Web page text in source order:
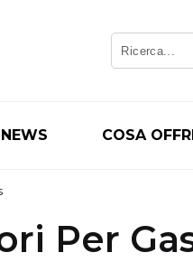
NEWS COSA
Per